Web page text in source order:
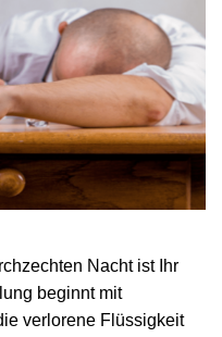
Nacht ist Ihr
beginnt mit
verlorene Flüssigkeit